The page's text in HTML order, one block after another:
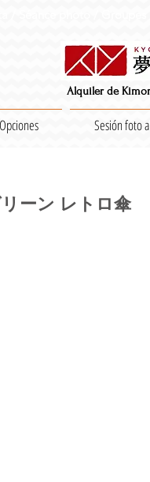
Alquiler de
Opciones Sesión foto
ーン レトロ傘